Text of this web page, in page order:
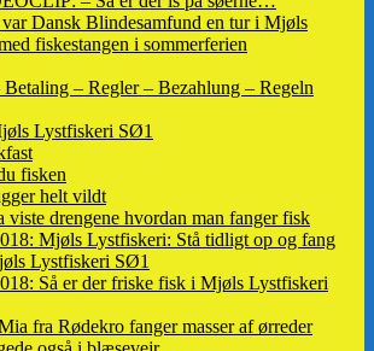
var Dansk Blindesamfund en tur i Mjøls
fiskestangen i sommerferien
Betaling – Regler – Bezahlung – Regeln
Lystfiskeri SØ1
fisken
helt vildt
viste drengene hvordan man fanger fisk
Mjøls Lystfiskeri: Stå tidligt op og fang
Lystfiskeri SØ1
Så er der friske fisk i Mjøls Lystfiskeri
fra Rødekro fanger masser af ørreder